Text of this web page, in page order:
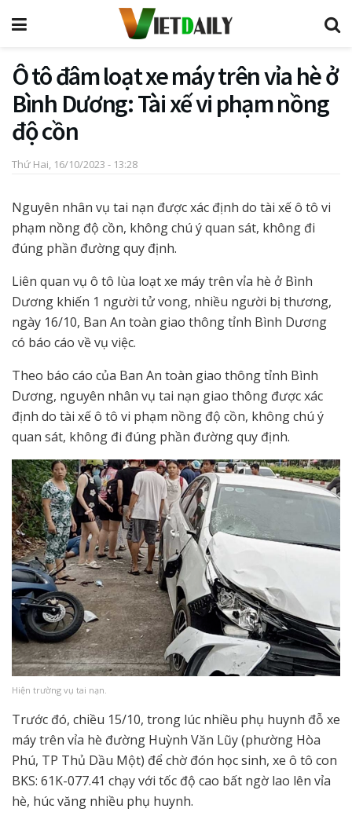
Ô tô đâm loạt xe máy trên vỉa hè ở
Bình Dương: Tài xế vi phạm nồng
độ cồn
Thứ Hai, 16/10/2023 - 13:28
Nguyên nhân vụ tai nạn được xác định do tài xế ô tô vi
phạm nồng độ cồn, không chú ý quan sát, không đi
đúng phần đường quy định.
Liên quan vụ ô tô lùa loạt xe máy trên vỉa hè ở Bình
Dương khiến 1 người tử vong, nhiều người bị thương,
ngày 16/10, Ban An toàn giao thông tỉnh Bình Dương
có báo cáo về vụ việc.
Theo báo cáo của Ban An toàn giao thông tỉnh Bình
Dương, nguyên nhân vụ tai nạn giao thông được xác
định do tài xế ô tô vi phạm nồng độ cồn, không chú ý
quan sát, không đi đúng phần đường quy định.
Hiện trường vụ tai nạn.
Trước đó, chiều 15/10, trong lúc nhiều phụ huynh đỗ xe
máy trên vỉa hè đường Huỳnh Văn Lũy (phường Hòa
Phú, TP Thủ Dầu Một) để chờ đón học sinh, xe ô tô con
BKS: 61K-077.41 chạy với tốc độ cao bất ngờ lao lên vỉa
hè, húc văng nhiều phụ huynh.